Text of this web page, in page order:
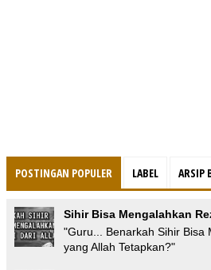
POSTINGAN POPULER LABEL ARSIP
Sihir Bisa Mengalahkan
"Guru... Benarkah Sihir Bisa
yang Allah Tetapkan?"